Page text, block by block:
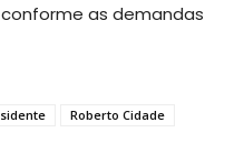
as demandas
Roberto Cidade